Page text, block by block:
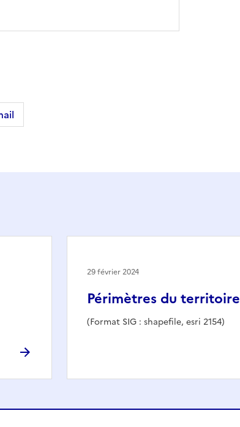
Périmètres du territoire
(Format SIG : shapefile, esri 2154)
29 février 2024